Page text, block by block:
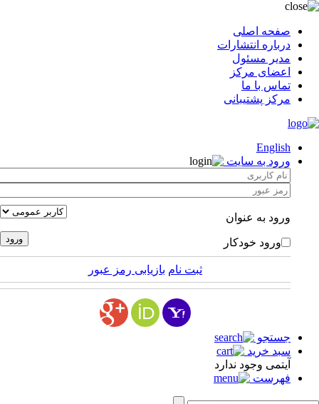
صفحه اصلی
درباره انتشارات
مدیر مسئول
اعضای مرکز
تماس با ما
مرکز پشتیبانی
English
ورود به سایت
ورود به عنوان
ورود خودکار
ثبت نام بازیابی رمز عبور
جستجو
سبد خرید
آیتمی وجود ندارد
فهرست